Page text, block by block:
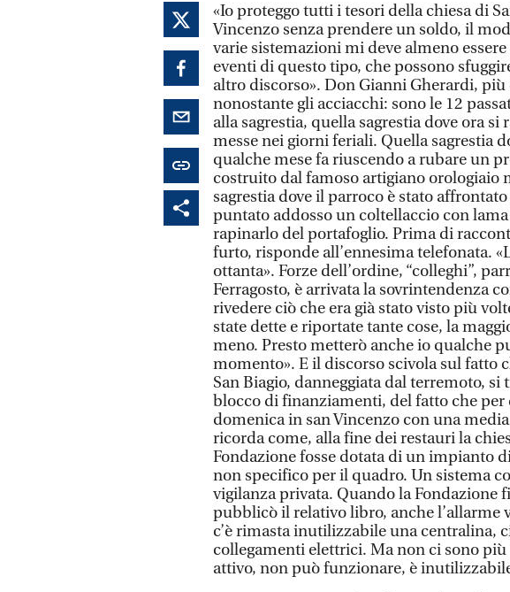
«Io proteggo tutti i tesori della chiesa di
Vincenzo senza prendere un soldo, il
varie sistemazioni mi deve almeno
eventi di questo tipo, che possono
altro discorso». Don Gianni Gherardi,
nonostante gli acciacchi: sono le 12
alla sagrestia, quella sagrestia dove ora
messe nei giorni feriali. Quella sagrestia
qualche mese fa riuscendo a rubare un
costruito dal famoso artigiano orologiaio
sagrestia dove il parroco è stato
puntato addosso un coltellaccio con
rapinarlo del portafoglio. Prima di
furto, risponde all’ennesima telefonata.
ottanta». Forze dell’ordine, “colleghi”,
Ferragosto, è arrivata la sovrintendenza
rivedere ciò che era già stato visto più
state dette e riportate tante cose, la
meno. Presto metterò anche io qualche
momento». E il discorso scivola sul fatto
San Biagio, danneggiata dal terremoto, si
blocco di finanziamenti, del fatto che
domenica in san Vincenzo con una
ricorda come, alla fine dei restauri la
Fondazione fosse dotata di un impianto
non specifico per il quadro. Un sistema
vigilanza privata. Quando la Fondazione
pubblicò il relativo libro, anche l’allarme
c’è rimasta inutilizzabile una centralina,
collegamenti elettrici. Ma non ci sono
attivo, non può funzionare, è